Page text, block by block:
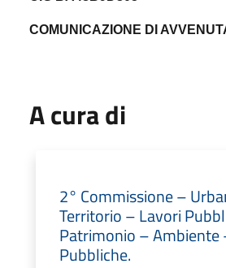
COMUNICAZIONE DI
A cura di
2° Commissione –
Territorio – Lavori
Patrimonio – Ambiente
Pubbliche.